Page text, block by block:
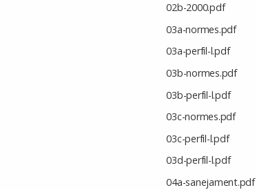
02b-2000.pdf
03a-normes.pdf
03a-perfil-l.pdf
03b-normes.pdf
03b-perfil-l.pdf
03c-normes.pdf
03c-perfil-l.pdf
03d-perfil-l.pdf
04a-sanejament.pdf